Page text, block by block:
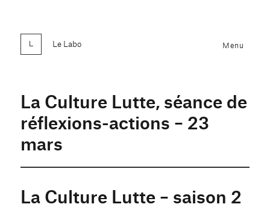
Le Labo Menu
La Culture Lutte, séance de
réflexions-actions – 23
mars
La Culture Lutte – saison 2